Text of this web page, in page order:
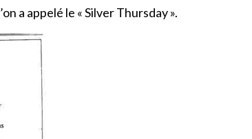
a appelé le « Silver Thursday ».